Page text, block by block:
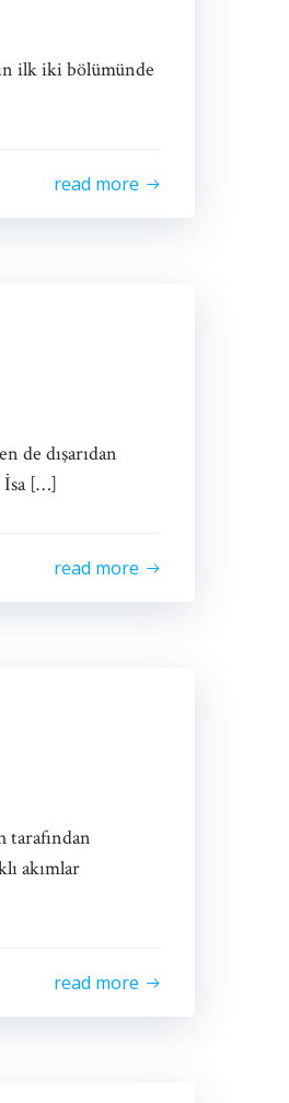
ilk iki bölümünde
read more
de dışarıdan
İsa […]
read more
tarafından
akımlar
read more